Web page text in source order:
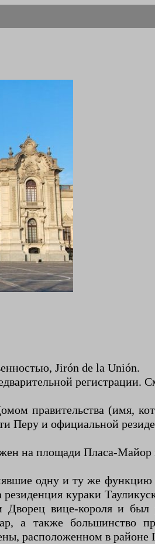
Jirón de la Unión.
регистрации.
правительства (имя,
Перу и официальной
на площади Пласа-
одну и ту же функцию
кураки
вице-короля и
также большинство
расположенном в районе